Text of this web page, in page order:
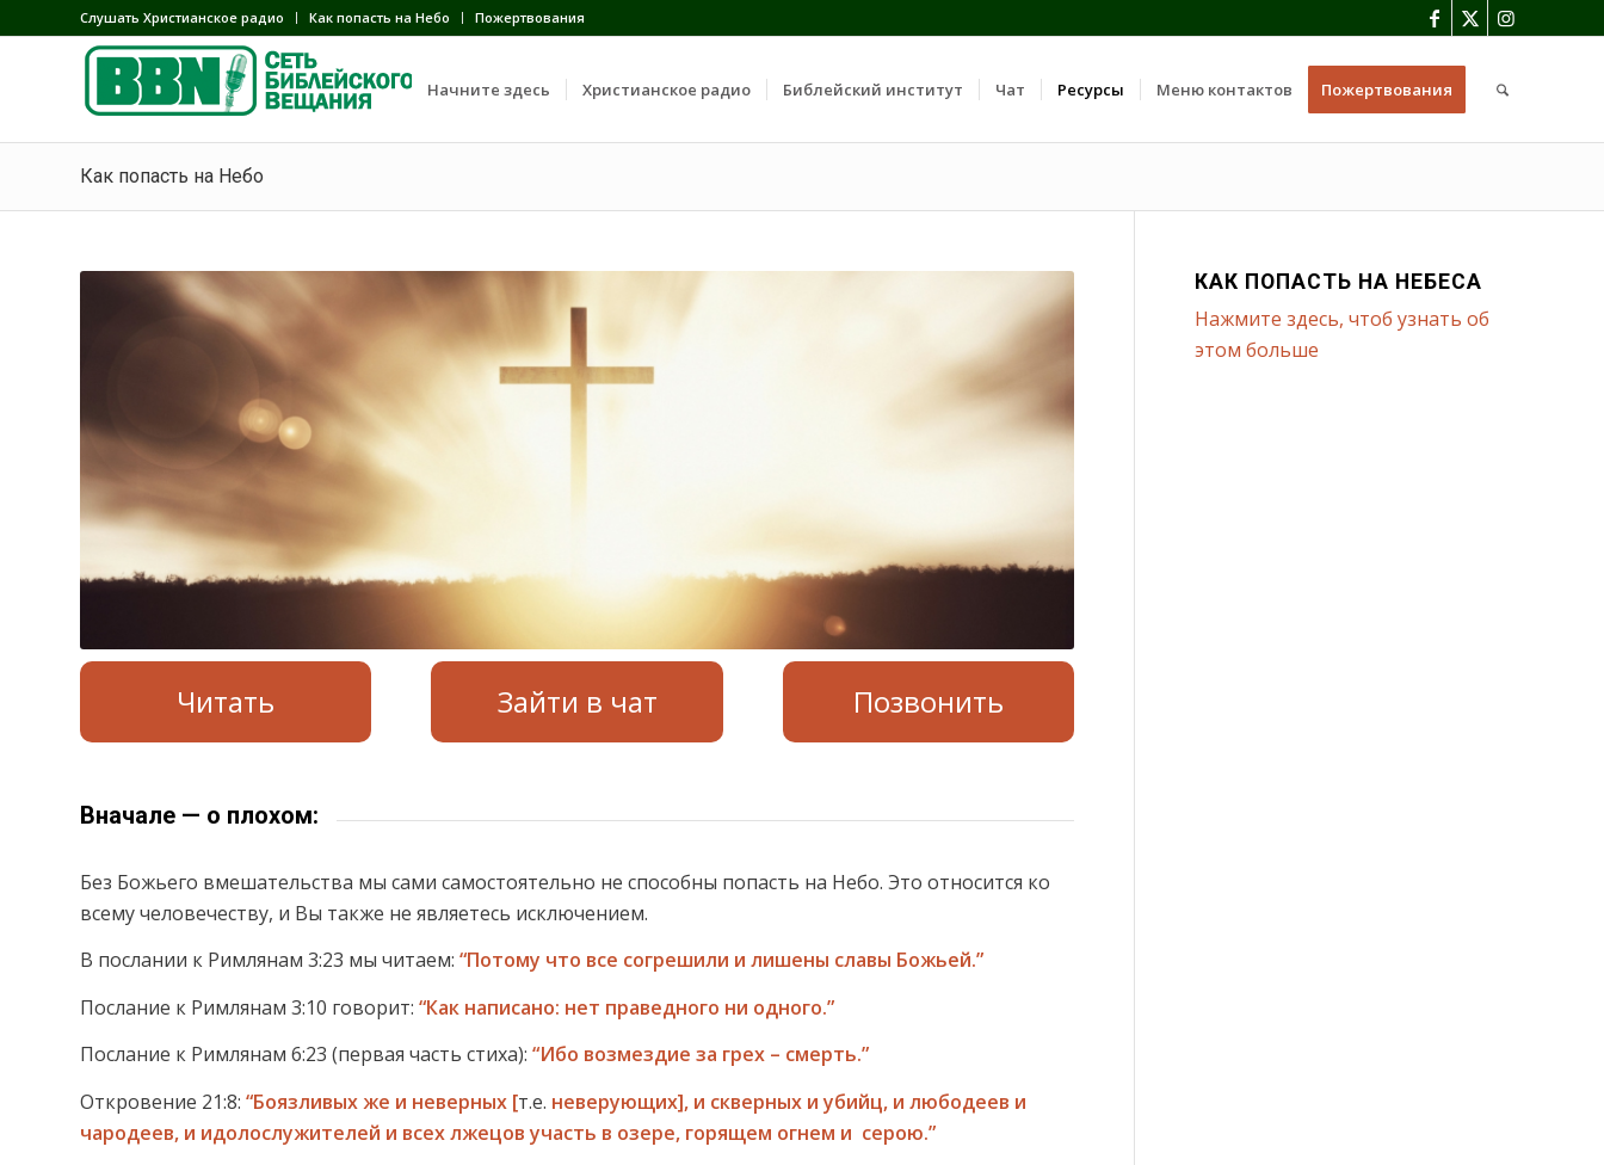
Слушать Христианское радио Как попасть на Небо Пожертвования
Начните здесь Христианское радио Библейский институт Чат Ресурсы Меню контактов Пожертвования
Как попасть на Небо
Читать Зайти в чат Позвонить
Вначале — о плохом:
Без Божьего вмешательства мы сами самостоятельно не способны попасть на Небо. Это относится ко
всему человечеству, и Вы также не являетесь исключением.
В послании к Римлянам 3:23 мы читаем: “Потому что все согрешили и лишены славы Божьей.”
Послание к Римлянам 3:10 говорит: “Как написано: нет праведного ни одного.”
Послание к Римлянам 6:23 (первая часть стиха): “Ибо возмездие за грех – смерть.”
Откровение 21:8: “Боязливых же и неверных [т.е. неверующих], и скверных и убийц, и любодеев и
чародеев, и идолослужителей и всех лжецов участь в озере, горящем огнем и серою.”
КАК ПОПАСТЬ НА НЕБЕСА
Нажмите здесь, чтоб узнать об
этом больше